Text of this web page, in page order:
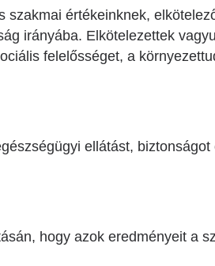
értékeinknek,
irányába. Elkötelezettek
felelősséget, a
ellátást,
hogy azok eredményeit a